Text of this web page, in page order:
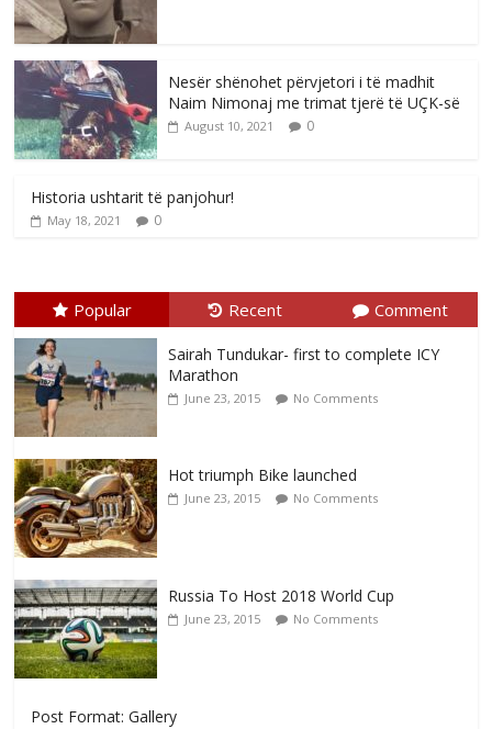
Nesër shënohet përvjetori i të madhit
Naim Nimonaj me trimat tjerë të UÇK-së
August 10, 2021 0
Historia ushtarit të panjohur!
May 18, 2021 0
Popular Recent Comment
Sairah Tundukar- first to complete ICY
Marathon
June 23, 2015 No Comments
Hot triumph Bike launched
June 23, 2015 No Comments
Russia To Host 2018 World Cup
June 23, 2015 No Comments
Post Format: Gallery